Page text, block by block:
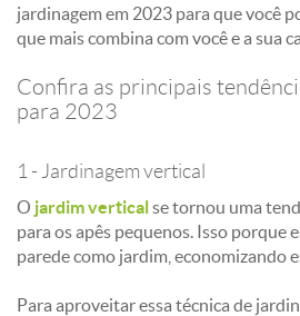
jardinagem em 2023 para que você
que mais combina com você e a sua
Confira as principais
para 2023
1 - Jardinagem vertical
O jardim verticalse tornou uma
para os apês pequenos. Isso porque
parede como jardim, economizando
Para aproveitar essa técnica de